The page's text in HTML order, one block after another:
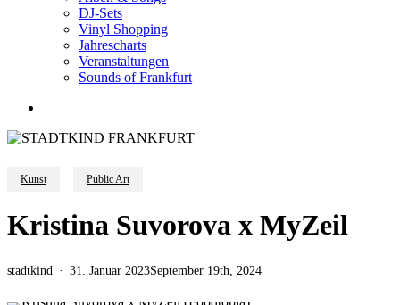
DJ-Sets
Vinyl Shopping
Jahrescharts
Veranstaltungen
Sounds of Frankfurt
Kunst Public Art
Kristina Suvorova x MyZeil
stadtkind 31. Januar 2023September 19th, 2024